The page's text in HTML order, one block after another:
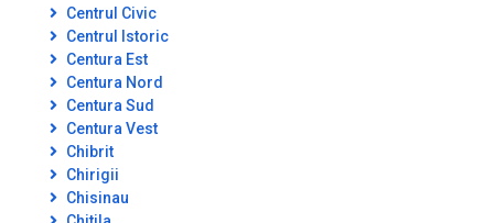
Centrul Civic
Centrul Istoric
Centura Est
Centura Nord
Centura Sud
Centura Vest
Chibrit
Chirigii
Chisinau